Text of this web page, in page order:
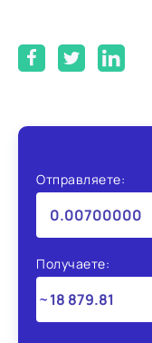
Отправляете:
Получаете: